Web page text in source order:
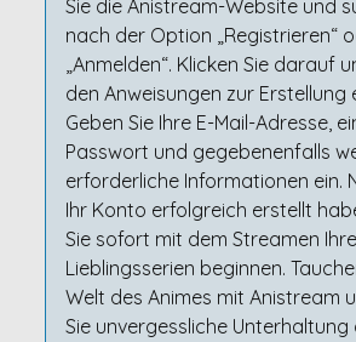
Sie die Anistream-Website und
nach der Option „Registrieren“
„Anmelden“. Klicken Sie darauf
den Anweisungen zur Erstellung
Geben Sie Ihre E-Mail-Adresse,
Passwort und gegebenenfalls
erforderliche Informationen ein.
Ihr Konto erfolgreich erstellt
Sie sofort mit dem Streamen
Lieblingsserien beginnen.
Welt des Animes mit Anistream
Sie unvergessliche